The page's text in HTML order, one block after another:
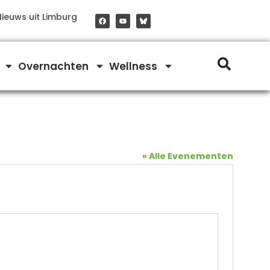
uit Limburg F
a
c
b
k
Y
o
u
u
Overnachten Wellness
« Alle Evenementen